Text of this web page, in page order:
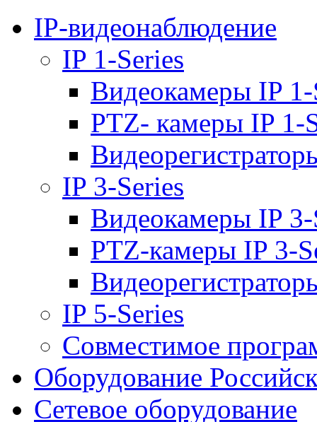
IP-видеонаблюдение
IP 1-Series
Видеокамеры IP 1-
PTZ- камеры IP 1-
IP 3-Series
Видеокамеры IP 3-
PTZ-камеры IP 3-
IP 5-Series
Совместимое
Оборудование
Сетевое оборудование